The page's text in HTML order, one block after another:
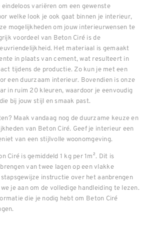
variëren om een gewenste
welke look je ook gaat binnen je interieur,
mogelijkheden om jouw interieurwensen te
voordeel van Beton Ciré is de
Het materiaal is gemaakt
in plaats van cement, wat resulteert in
tijdens de productie. Zo kun je met een
een duurzaam interieur. Bovendien is onze
in ruim 20 kleuren, waardoor je eenvoudig
bij jouw stijl en smaak past.
Maak vandaag nog de duurzame keuze en
van Beton Ciré. Geef je interieur een
van een stijlvolle woonomgeving.
Ciré is gemiddeld 1 kg per 1m². Dit is
van twee lagen op een vlakke
instructie over het aanbrengen
je aan om de volledige handleiding te lezen.
die je nodig hebt om Beton Ciré